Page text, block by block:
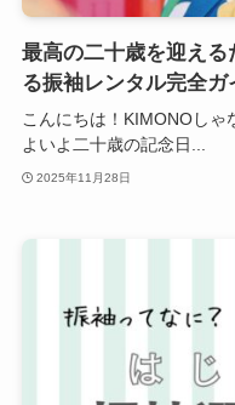
最高の二十歳を迎え
る振袖レンタル完全ガ
こんにちは！KIMONOし
よいよ二十歳の記念日...
2025年11月28日